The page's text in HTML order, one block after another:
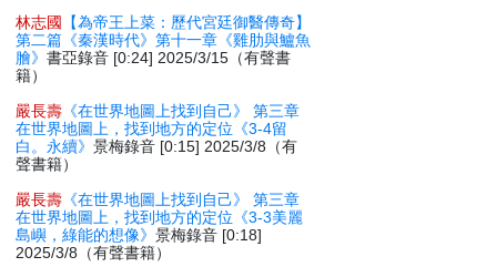
林志國
【為帝王上菜：歷代宮廷御醫傳奇】
第二篇《秦漢時代》第十一章《雞肋與鱸魚
膾》書亞錄音 [0:24] 2025/3/15（有聲書
籍）
嚴長壽 《在世界地圖上找到自己》 第三章
在世界地圖上，找到地方的定位《3-4留
白。永續》景梅錄音 [0:15] 2025/3/8（有
聲書籍）
嚴長壽 《在世界地圖上找到自己》 第三章
在世界地圖上，找到地方的定位《3-3美麗
島嶼，綠能的想像》景梅錄音 [0:18]
2025/3/8（有聲書籍）